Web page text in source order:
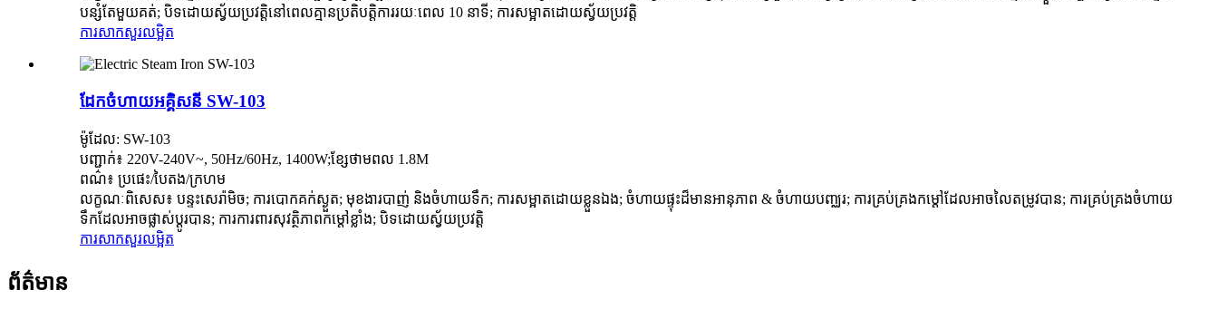
បន្សំតែមួយគត់; បិទដោយស្វ័យប្រវត្តិនៅពេលគ្មានប្រតិបត្តិការរយៈពេល 10 នាទី; ការសម្អាតដោយស្វ័យប្រវត្តិ
ការសាកសួរលម្អិត
ដែកចំហាយអគ្គិសនី SW-103
ម៉ូដែល: SW-103
បញ្ជាក់៖ 220V-240V~, 50Hz/60Hz, 1400W;ខ្សែថាមពល 1.8M
ពណ៌៖ ប្រផេះ/បៃតង/ក្រហម
លក្ខណៈពិសេស៖ បន្ទះសេរ៉ាមិច; ការបោកគក់ស្ងួត; មុខងារបាញ់ និងចំហាយទឹក; ការសម្អាតដោយខ្លួនឯង; ចំហាយផ្ទុះដ៏មានអានុភាព & ចំហាយបញ្ឈរ; ការគ្រប់គ្រងកម្តៅដែលអាចលៃតម្រូវបាន; ការគ្រប់គ្រងចំហាយ
ទឹកដែលអាចផ្លាស់ប្តូរបាន; ការការពារសុវត្ថិភាពកម្ដៅខ្លាំង; បិទដោយស្វ័យប្រវត្តិ
ការសាកសួរលម្អិត
ព័ត៌មាន